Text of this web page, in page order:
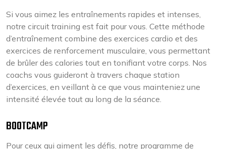
Si vous aimez les entraînements rapides et intenses,
notre circuit training est fait pour vous. Cette méthode
d’entraînement combine des exercices cardio et des
exercices de renforcement musculaire, vous permettant
de brûler des calories tout en tonifiant votre corps. Nos
coachs vous guideront à travers chaque station
d’exercices, en veillant à ce que vous mainteniez une
intensité élevée tout au long de la séance.
BOOTCAMP
Pour ceux qui aiment les défis, notre programme de